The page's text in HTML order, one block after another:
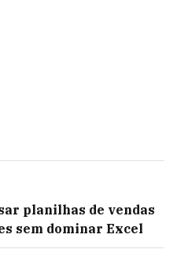
planilhas de vendas
sem dominar Excel